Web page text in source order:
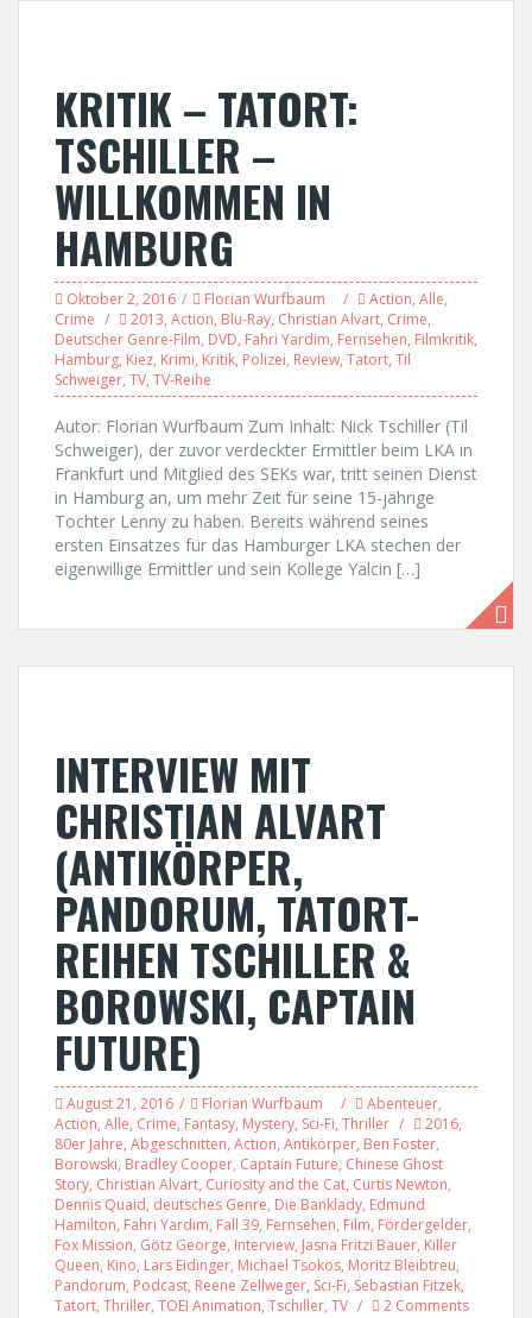
KRITIK – TATORT:
TSCHILLER –
WILLKOMMEN IN
HAMBURG
Oktober 2, 2016 Florian Wurfbaum Action, Alle,
Crime
2013, Action, Blu-Ray, Christian Alvart, Crime,
Deutscher Genre-Film, DVD, Fahri Yardim, Fernsehen, Filmkritik,
Hamburg, Kiez, Krimi, Kritik, Polizei, Review, Tatort, Til
Schweiger, TV, TV-Reihe
Autor: Florian Wurfbaum Zum Inhalt: Nick Tschiller (Til
Schweiger), der zuvor verdeckter Ermittler beim LKA in
Frankfurt und Mitglied des SEKs war, tritt seinen Dienst
in Hamburg an, um mehr Zeit für seine 15-jährige
Tochter Lenny zu haben. Bereits während seines
ersten Einsatzes für das Hamburger LKA stechen der
eigenwillige Ermittler und sein Kollege Yalcin […]
INTERVIEW MIT
CHRISTIAN ALVART
(ANTIKÖRPER,
PANDORUM, TATORT-
REIHEN TSCHILLER &
BOROWSKI, CAPTAIN
FUTURE)
August 21, 2016 Florian Wurfbaum Abenteuer,
Action, Alle, Crime, Fantasy, Mystery, Sci-Fi, Thriller 2016,
80er Jahre, Abgeschnitten, Action, Antikörper, Ben Foster,
Borowski, Bradley Cooper, Captain Future, Chinese Ghost
Story, Christian Alvart, Curiosity and the Cat, Curtis Newton,
Dennis Quaid, deutsches Genre, Die Banklady, Edmund
Hamilton, Fahri Yardim, Fall 39, Fernsehen, Film, Fördergelder,
Fox Mission, Götz George, Interview, Jasna Fritzi Bauer, Killer
Queen, Kino, Lars Eidinger, Michael Tsokos, Moritz Bleibtreu,
Pandorum, Podcast, Reene Zellweger, Sci-Fi, Sebastian Fitzek,
Tatort, Thriller, TOEI Animation, Tschiller, TV 2 Comments